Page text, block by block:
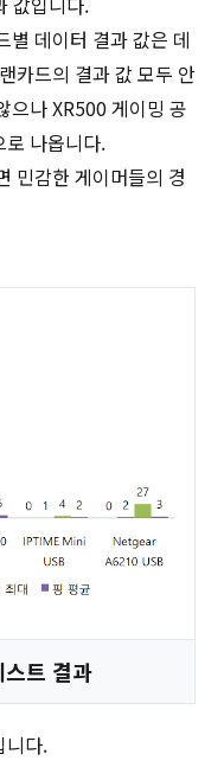
별 데이터 결과 값은 데
카드의 결과 값 모두 안
으나 XR500 게이밍 공
로 나옵니다.
민감한 게이머들의 경
트 결과
니다.